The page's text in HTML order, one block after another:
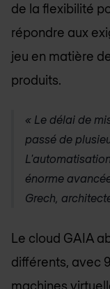
de la flexibilité
répondre aux
jeu en matière
produits.
« Le délai de
passé de
énorme
Grech,
Le cloud GAIA
différents, avec
machines